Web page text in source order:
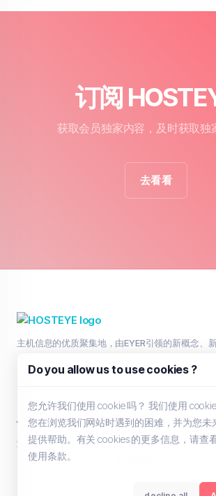
订阅
获取会员独家内容，及时获取独
去看看
主机信息的优质聚集地，由EYER引领的新概念、新
主页
浏览全部
服务
工单支持
Do you allow us to use cookies ?
您允许我们使用 cookie 吗？ 我们使用
您在浏览我们网站时遇到的困难，并为您未
提供帮助。有关 cookies 的更多信息，请查
使用条款。